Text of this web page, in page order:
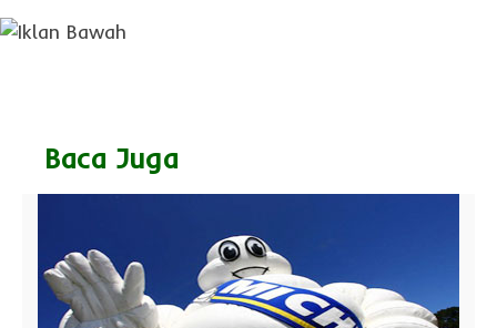
Baca Juga